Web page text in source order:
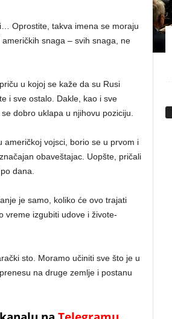
Oprostite, takva imena se moraju
snaga – svih snaga, ne
u kojoj se kaže da su Rusi
i sve ostalo. Dakle, kao i sve
dobro uklapa u njihovu poziciju.
američkoj vojsci, borio se u prvom i
obaveštajac. Uopšte, pričali
dana.
je samo, koliko će ovo trajati
vreme izgubiti udove i živote-
sto. Moramo učiniti sve što je u
na druge zemlje i postanu